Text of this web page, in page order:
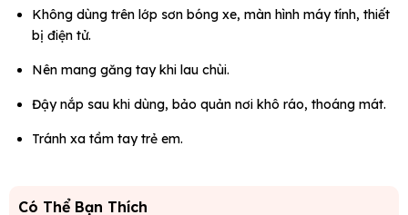
Không dùng trên lớp sơn bóng xe, màn hình máy tính, thiết
bị điện tử.
Nên mang găng tay khi lau chùi.
Đậy nắp sau khi dùng, bảo quản nơi khô ráo, thoáng mát.
Tránh xa tầm tay trẻ em.
Có Thể Bạn Thích